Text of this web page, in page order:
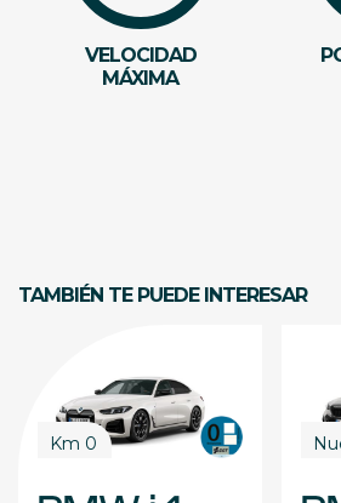
VELOCIDAD
MÁXIMA
TAMBIÉN TE PUEDE INTERESAR
Km 0